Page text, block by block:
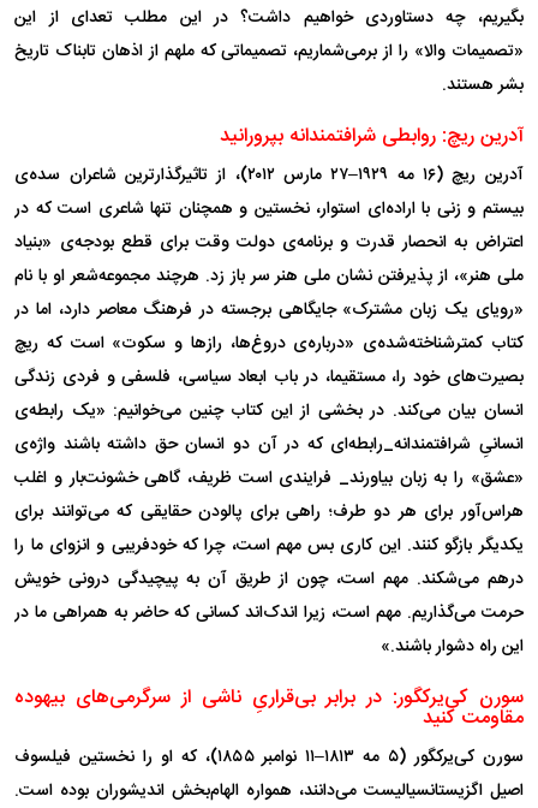
بگیریم، چه دستاوردی خواهیم داشت؟ در این مطلب تعدای از این
«تصمیمات والا» را از برمی‌شماریم، تصمیماتی که ملهم از اذهان تابناک تاریخ
بشر هستند.
آدرین ریچ: روابطی شرافتمندانه بپرورانید
آدرین ریچ (۱۶ مه ۱۹۲۹–۲۷ مارس ۲۰۱۲)، از تاثیرگذارترین شاعران سده‌ی
بیستم و زنی با اراده‌ای استوار، نخستین و همچنان تنها شاعری است که در
اعتراض به انحصار قدرت و برنامه‌ی دولت وقت برای قطع بودجه‌ی «بنیاد
ملی هنر»، از پذیرفتن نشان ملی هنر سر باز زد. هرچند مجموعه‌شعر او با نام
«رویای یک زبان مشترک» جایگاهی برجسته در فرهنگ معاصر دارد، اما در
کتاب کمترشناخته‌شده‌ی «درباره‌ی دروغ‌ها، راز‌ها و سکوت» است که ریچ
بصیرت‌های خود را، مستقیما، در باب ابعاد سیاسی، فلسفی و فردی زندگی
انسان بیان می‌کند. در بخشی از این کتاب چنین می‌خوانیم: «یک رابطه‌ی
انسانیِ شرافتمندانه_رابطه‌ای که در آن دو انسان حق داشته باشند واژه‌ی
«عشق» را به زبان بیاورند_ فرایندی است ظریف، گاهی خشونت‌بار و اغلب
هراس‌آور برای هر دو طرف؛ راهی برای پالودن حقایقی که می‌توانند برای
یکدیگر بازگو کنند. این کاری بس مهم است، چرا که خودفریبی و انزوای ما را
درهم می‌شکند. مهم است، چون از طریق آن به پیچیدگی درونی خویش
حرمت می‌گذاریم. مهم است، زیرا اندک‌اند کسانی که حاضر به همراهی ما در
این راه دشوار باشند.»
سورن کی‌یرکگور: در برابر بی‌قراریِ ناشی از سرگرمی‌های بیهوده
مقاومت کنید
سورن کی‌یرکگور (۵ مه ۱۸۱۳–۱۱ نوامبر ۱۸۵۵)، که او را نخستین فیلسوف
اصیل اگزیستانسیالیست می‌دانند، همواره الهام‌بخش اندیشوران بوده است.